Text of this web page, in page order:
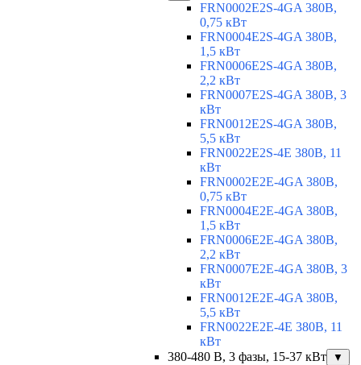
FRN0002E2S-4GA 380В,
0,75 кВт
FRN0004E2S-4GA 380В,
1,5 кВт
FRN0006E2S-4GA 380В,
2,2 кВт
FRN0007E2S-4GA 380В, 3
кВт
FRN0012E2S-4GA 380В,
5,5 кВт
FRN0022E2S-4E 380В, 11
кВт
FRN0002E2E-4GA 380В,
0,75 кВт
FRN0004E2E-4GA 380В,
1,5 кВт
FRN0006E2E-4GA 380В,
2,2 кВт
FRN0007E2E-4GA 380В, 3
кВт
FRN0012E2E-4GA 380В,
5,5 кВт
FRN0022E2E-4E 380В, 11
кВт
380-480 В, 3 фазы, 15-37 кВт
▼